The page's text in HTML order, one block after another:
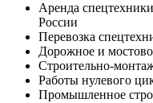
Аренда
России
Перевозка
Дорожное и
Строительно-
Работы нулевого
Промышленное